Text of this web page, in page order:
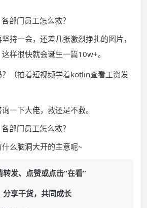
持一会，还差几张激烈挣扎的图片，
样很快就会诞生一篇10w+。
？（拍着短视频学着kotlin查看工资发
一下大佬，救还是不救。
么脑洞大开的主意呢~
发、点赞或点击“在看”
分享干货，共同成长